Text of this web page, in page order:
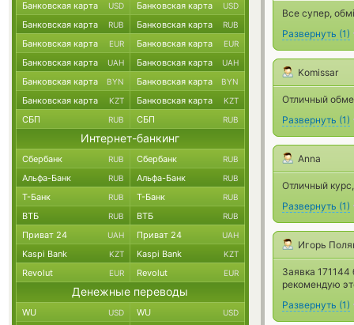
Все супер,
Развернуть (1)
Komissar
Отличный
Развернуть (1)
Anna
Отличный
Развернуть (1)
Игорь
Заявка
рекомендую
Развернуть (1)
Банковская карта USD Банковская карта USD
Банковская карта RUB Банковская карта RUB
Банковская карта EUR Банковская карта EUR
Банковская карта UAH Банковская карта UAH
Банковская карта BYN Банковская карта BYN
Банковская карта KZT Банковская карта KZT
СБП RUB СБП RUB
Интернет-банкинг
Сбербанк RUB Сбербанк RUB
Альфа-Банк RUB Альфа-Банк RUB
Т-Банк RUB Т-Банк RUB
ВТБ RUB ВТБ RUB
Приват 24 UAH Приват 24 UAH
Kaspi Bank KZT Kaspi Bank KZT
Revolut EUR Revolut EUR
Денежные переводы
WU USD WU USD